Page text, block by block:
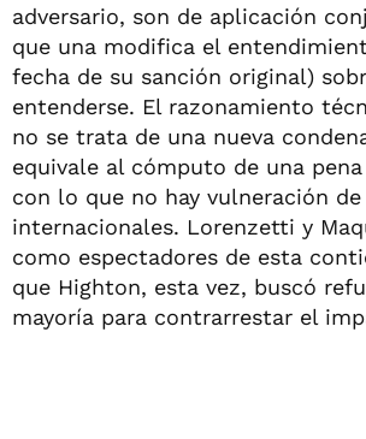
adversario, son de aplicación
que una modifica el
fecha de su sanción original)
entenderse. El razonamiento
no se trata de una nueva
equivale al cómputo de una
con lo que no hay vulneración
internacionales. Lorenzetti y
como espectadores de esta
que Highton, esta vez, buscó
mayoría para contrarrestar el